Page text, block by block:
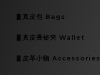
▋真皮包 Bags
▋真皮長短夾 Wallet
▋皮革小物 Accessories